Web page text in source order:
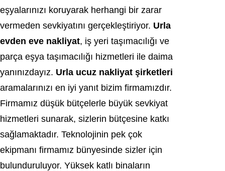
eşyalarınızı koruyarak herhangi bir zarar
vermeden sevkiyatını gerçekleştiriyor. Urla
evden eve nakliyat, iş yeri taşımacılığı ve
parça eşya taşımacılığı hizmetleri ile daima
yanınızdayız. Urla ucuz nakliyat şirketleri
aramalarınızı en iyi yanıt bizim firmamızdır.
Firmamız düşük bütçelerle büyük sevkiyat
hizmetleri sunarak, sizlerin bütçesine katkı
sağlamaktadır. Teknolojinin pek çok
ekipmanı firmamız bünyesinde sizler için
bulunduruluyor. Yüksek katlı binaların